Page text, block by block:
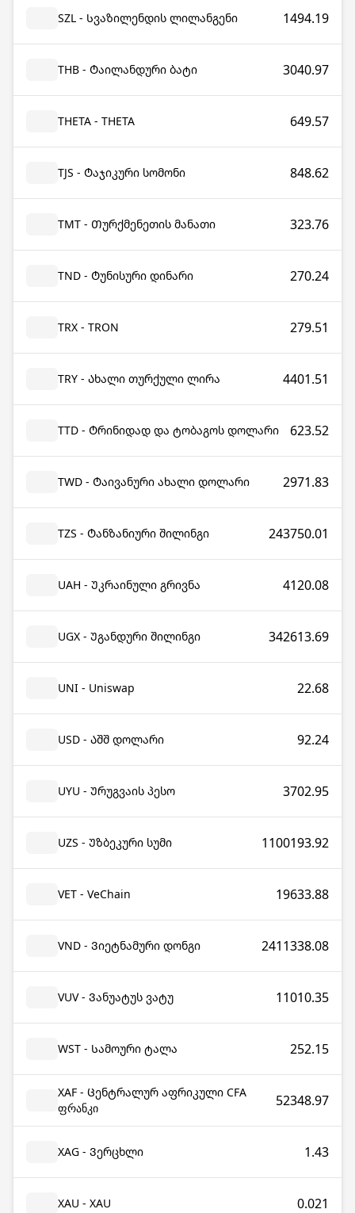
SZL - Სვაზილენდის ლილანგენი 1494.19
THB - Ტაილანდური ბატი 3040.97
THETA - THETA 649.57
TJS - Ტაჯიკური სომონი 848.62
TMT - Თურქმენეთის მანათი 323.76
TND - Ტუნისური დინარი 270.24
TRX - TRON 279.51
TRY - Ახალი თურქული ლირა 4401.51
TTD - Ტრინიდად და ტობაგოს დოლარი 623.52
TWD - Ტაივანური ახალი დოლარი 2971.83
TZS - Ტანზანიური შილინგი 243750.01
UAH - Უკრაინული გრივნა 4120.08
UGX - Უგანდური შილინგი 342613.69
UNI - Uniswap 22.68
USD - Აშშ დოლარი 92.24
UYU - Ურუგვაის პესო 3702.95
UZS - Უზბეკური სუმი 1100193.92
VET - VeChain 19633.88
VND - Ვიეტნამური დონგი 2411338.08
VUV - Ვანუატუს ვატუ 11010.35
WST - Სამოური ტალა 252.15
XAF - Ცენტრალურ აფრიკული CFA
ფრანკი
52348.97
XAG - Ვერცხლი 1.43
XAU - XAU 0.021